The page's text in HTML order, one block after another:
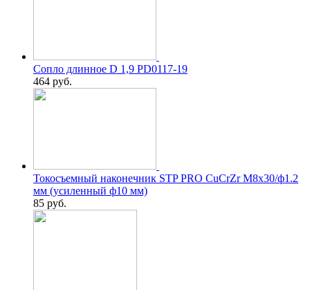
Сопло длинное D 1,9 PD0117-19
464 руб.
Токосъемный наконечник STP PRO CuCrZr М8х30/ф1.2
мм (усиленный ф10 мм)
85 руб.